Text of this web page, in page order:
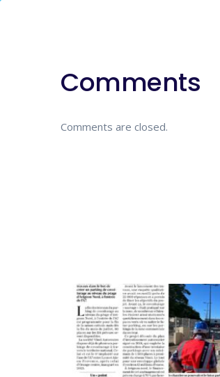
Comments
Comments are closed.